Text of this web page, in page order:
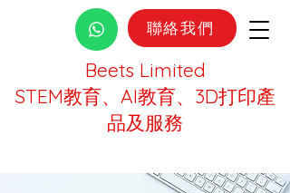
Beets Limited
STEM教育、AI教育、3D打印產
品及服務
聯絡我們